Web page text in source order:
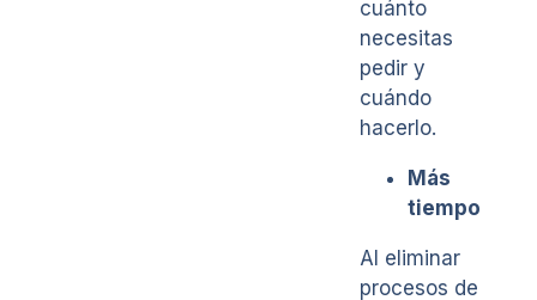
cuánto
necesitas
pedir y
cuándo
hacerlo.
Más
tiempo
Al eliminar
procesos de